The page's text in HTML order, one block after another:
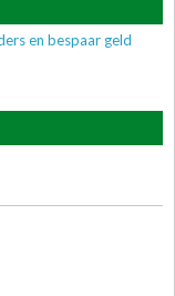
en bespaar geld